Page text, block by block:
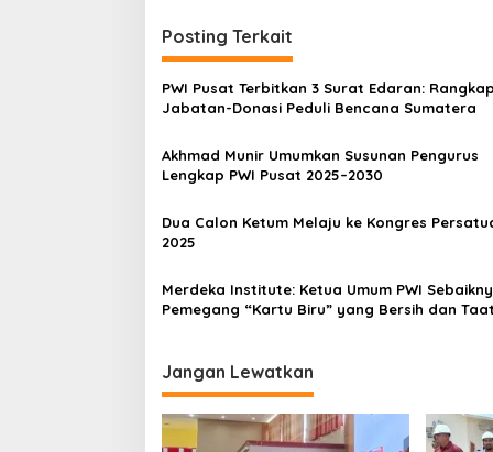
i
g
a
i
o
Posting Terkait
PWI Pusat Terbitkan 3 Surat Edaran: Rangkap
Jabatan-Donasi Peduli Bencana Sumatera
Akhmad Munir Umumkan Susunan Pengurus
Lengkap PWI Pusat 2025–2030
Dua Calon Ketum Melaju ke Kongres
2025
Merdeka Institute: Ketua Umum PWI
Pemegang “Kartu Biru” yang Bersih dan
Jangan Lewatkan